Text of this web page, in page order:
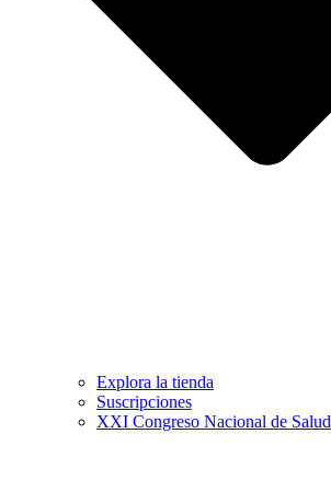
Explora la tienda
Suscripciones
XXI Congreso Nacional de Salud